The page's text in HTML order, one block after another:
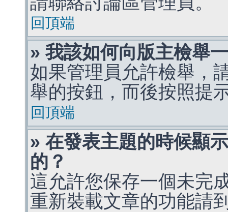
回頂端
» 我該如何向版主檢舉
如果管理員允許檢舉，
舉的按鈕，而後按照提
回頂端
» 在發表主題的時候顯
的？
這允許您保存一個未完
重新裝載文章的功能請